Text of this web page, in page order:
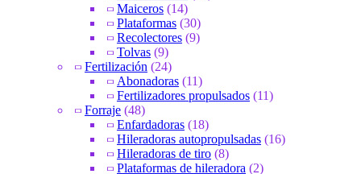
Maiceros (14)
Plataformas (30)
Recolectores (9)
Tolvas (9)
Fertilización (24)
Abonadoras (11)
Fertilizadores propulsados (11)
Forraje (48)
Enfardadoras (18)
Hileradoras autopropulsadas (16)
Hileradoras de tiro (8)
Plataformas de hileradora (2)